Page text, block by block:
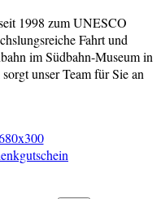
1998 zum UNESCO
Fahrt und
im Südbahn-Museum in
unser Team für Sie an